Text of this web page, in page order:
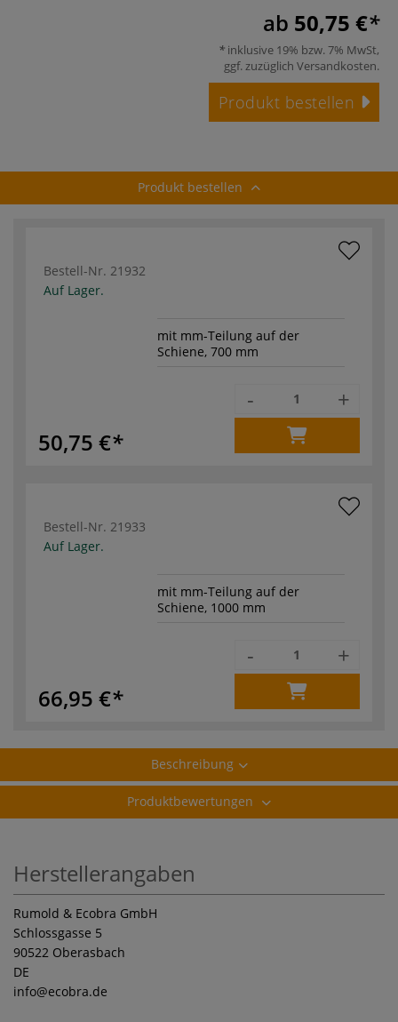
ab 50,75 €
inklusive 19% bzw. 7% MwSt,
ggf. zuzüglich Versandkosten.
Produkt bestellen
Produkt bestellen
Bestell-Nr. 21932
Auf Lager.
mit mm-Teilung auf der
Schiene, 700 mm
50,75 €
- +
Bestell-Nr. 21933
Auf Lager.
mit mm-Teilung auf der
Schiene, 1000 mm
66,95 €
- +
Beschreibung
Produktbewertungen
Herstellerangaben
Rumold & Ecobra GmbH
Schlossgasse 5
90522 Oberasbach
DE
info@ecobra.de